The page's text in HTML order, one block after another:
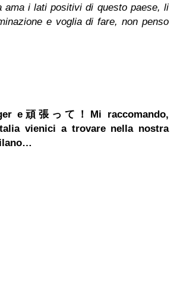
ama i lati positivi di questo paese, li
e voglia di fare, non penso
e 頑張って！ Mi raccomando,
vienici a trovare nella nostra